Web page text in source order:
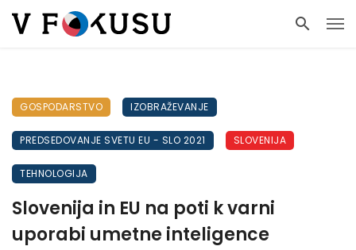
GOSPODARSTVO IZOBRAŽEVANJE
PREDSEDOVANJE SVETU EU - SLO 2021 SLOVENIJA
TEHNOLOGIJA
Slovenija in EU na poti k varni
uporabi umetne inteligence